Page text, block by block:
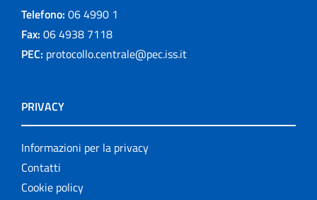
Telefono: 06 4990 1
Fax: 06 4938 7118
PEC: protocollo.centrale@pec.iss.it
PRIVACY
Informazioni per la privacy
Contatti
Cookie policy